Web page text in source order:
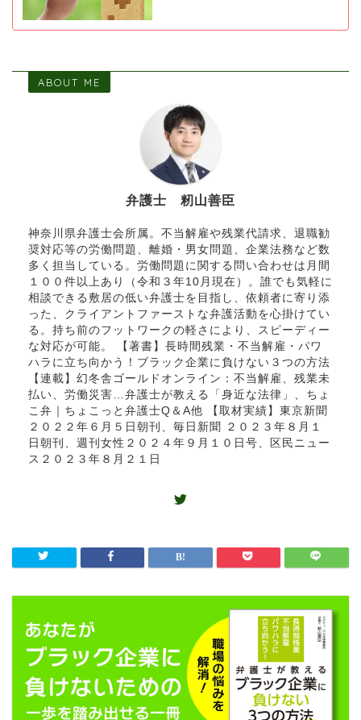
ABOUT ME
弁護士 籾山善臣
神奈川県弁護士会所属。不当解雇や残業代請求、退職勧
奨対応等の労働問題、離婚・男女問題、企業法務など数
多く担当している。労働問題に関する問い合わせは月間
１００件以上あり（令和３年10月現在）。誰でも気軽に
相談できる敷居の低い弁護士を目指し、依頼者に寄り添
った、クライアントファーストな弁護活動を心掛けてい
る。持ち前のフットワークの軽さにより、スピーディー
な対応が可能。 【著書】長時間残業・不当解雇・パワ
ハラに立ち向かう！ブラック企業に負けない３つの方法
【連載】幻冬舎ゴールドオンライン：不当解雇、残業未
払い、労働災害…弁護士が教える「身近な法律」、ちょ
こ弁｜ちょこっと弁護士Q＆A他 【取材実績】東京新聞
２０２２年６月５日朝刊、毎日新聞 ２０２３年８月１
日朝刊、週刊女性２０２４年９月１０日号、区民ニュー
ス２０２３年８月２１日